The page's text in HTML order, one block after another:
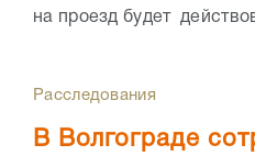
на проезд будет
Расследования
В Волгограде